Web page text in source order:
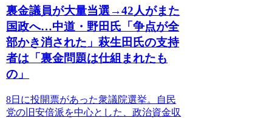
裏金議員が大量当選→42人がまた
国政へ…中道・野田氏「争点が全
部かき消された」萩生田氏の支持
者は「裏金問題は仕組まれたも
の」
8日に投開票があった衆議院選挙。自民
党の旧安倍派を中心とした、政治資金収